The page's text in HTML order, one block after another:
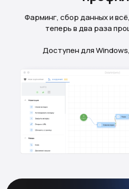
Фарминг, сбор данных и
теперь в два раза
Доступен для